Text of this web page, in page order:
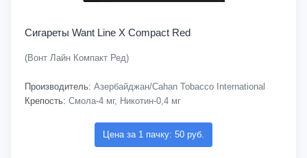
Сигареты Want Line X Compact Red
(Вонт Лайн Компакт Ред)
Производитель: Азербайджан/Cahan Tobacco International
Крепость: Смола-4 мг, Никотин-0,4 мг
Цена за 1 пачку: 50 руб.